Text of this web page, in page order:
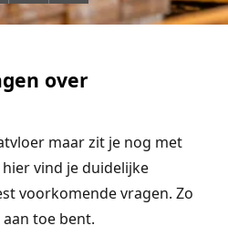
over
maar zit je nog met
vind je duidelijke
voorkomende vragen. Zo
toe bent.